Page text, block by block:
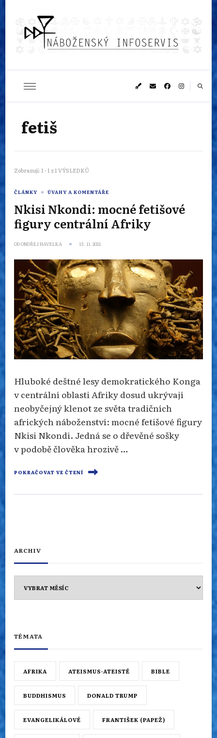
Náboženský
infoservis
fetiš
Zobrazuji: 1 - 1 z 1 VÝSLEDKŮ
ČLÁNKY ÚVAHY A KOMENTÁŘE
Nkisi Nkondi: mocné fetišové
figury centrální Afriky
ODONDŘEJ HAVELKA 13. 11. 2021
Hluboké deštné lesy demokratického Konga
v centrální oblasti Afriky dosud ukrývají
neobyčejný klenot ze světa tradičních
afrických náboženství: mocné fetišové figury
Nkisi Nkondi. Jedná se o dřevěné sošky
v podobě člověka hrozivě …
POKRAČOVAT VE ČTENÍ
ARCHIV
TÉMATA
AFRIKA ATEISMUS-ATEISTÉ BIBLE
BUDDHISMUS DONALD TRUMP
EVANGELIKÁLOVÉ FRANTIŠEK (PAPEŽ)